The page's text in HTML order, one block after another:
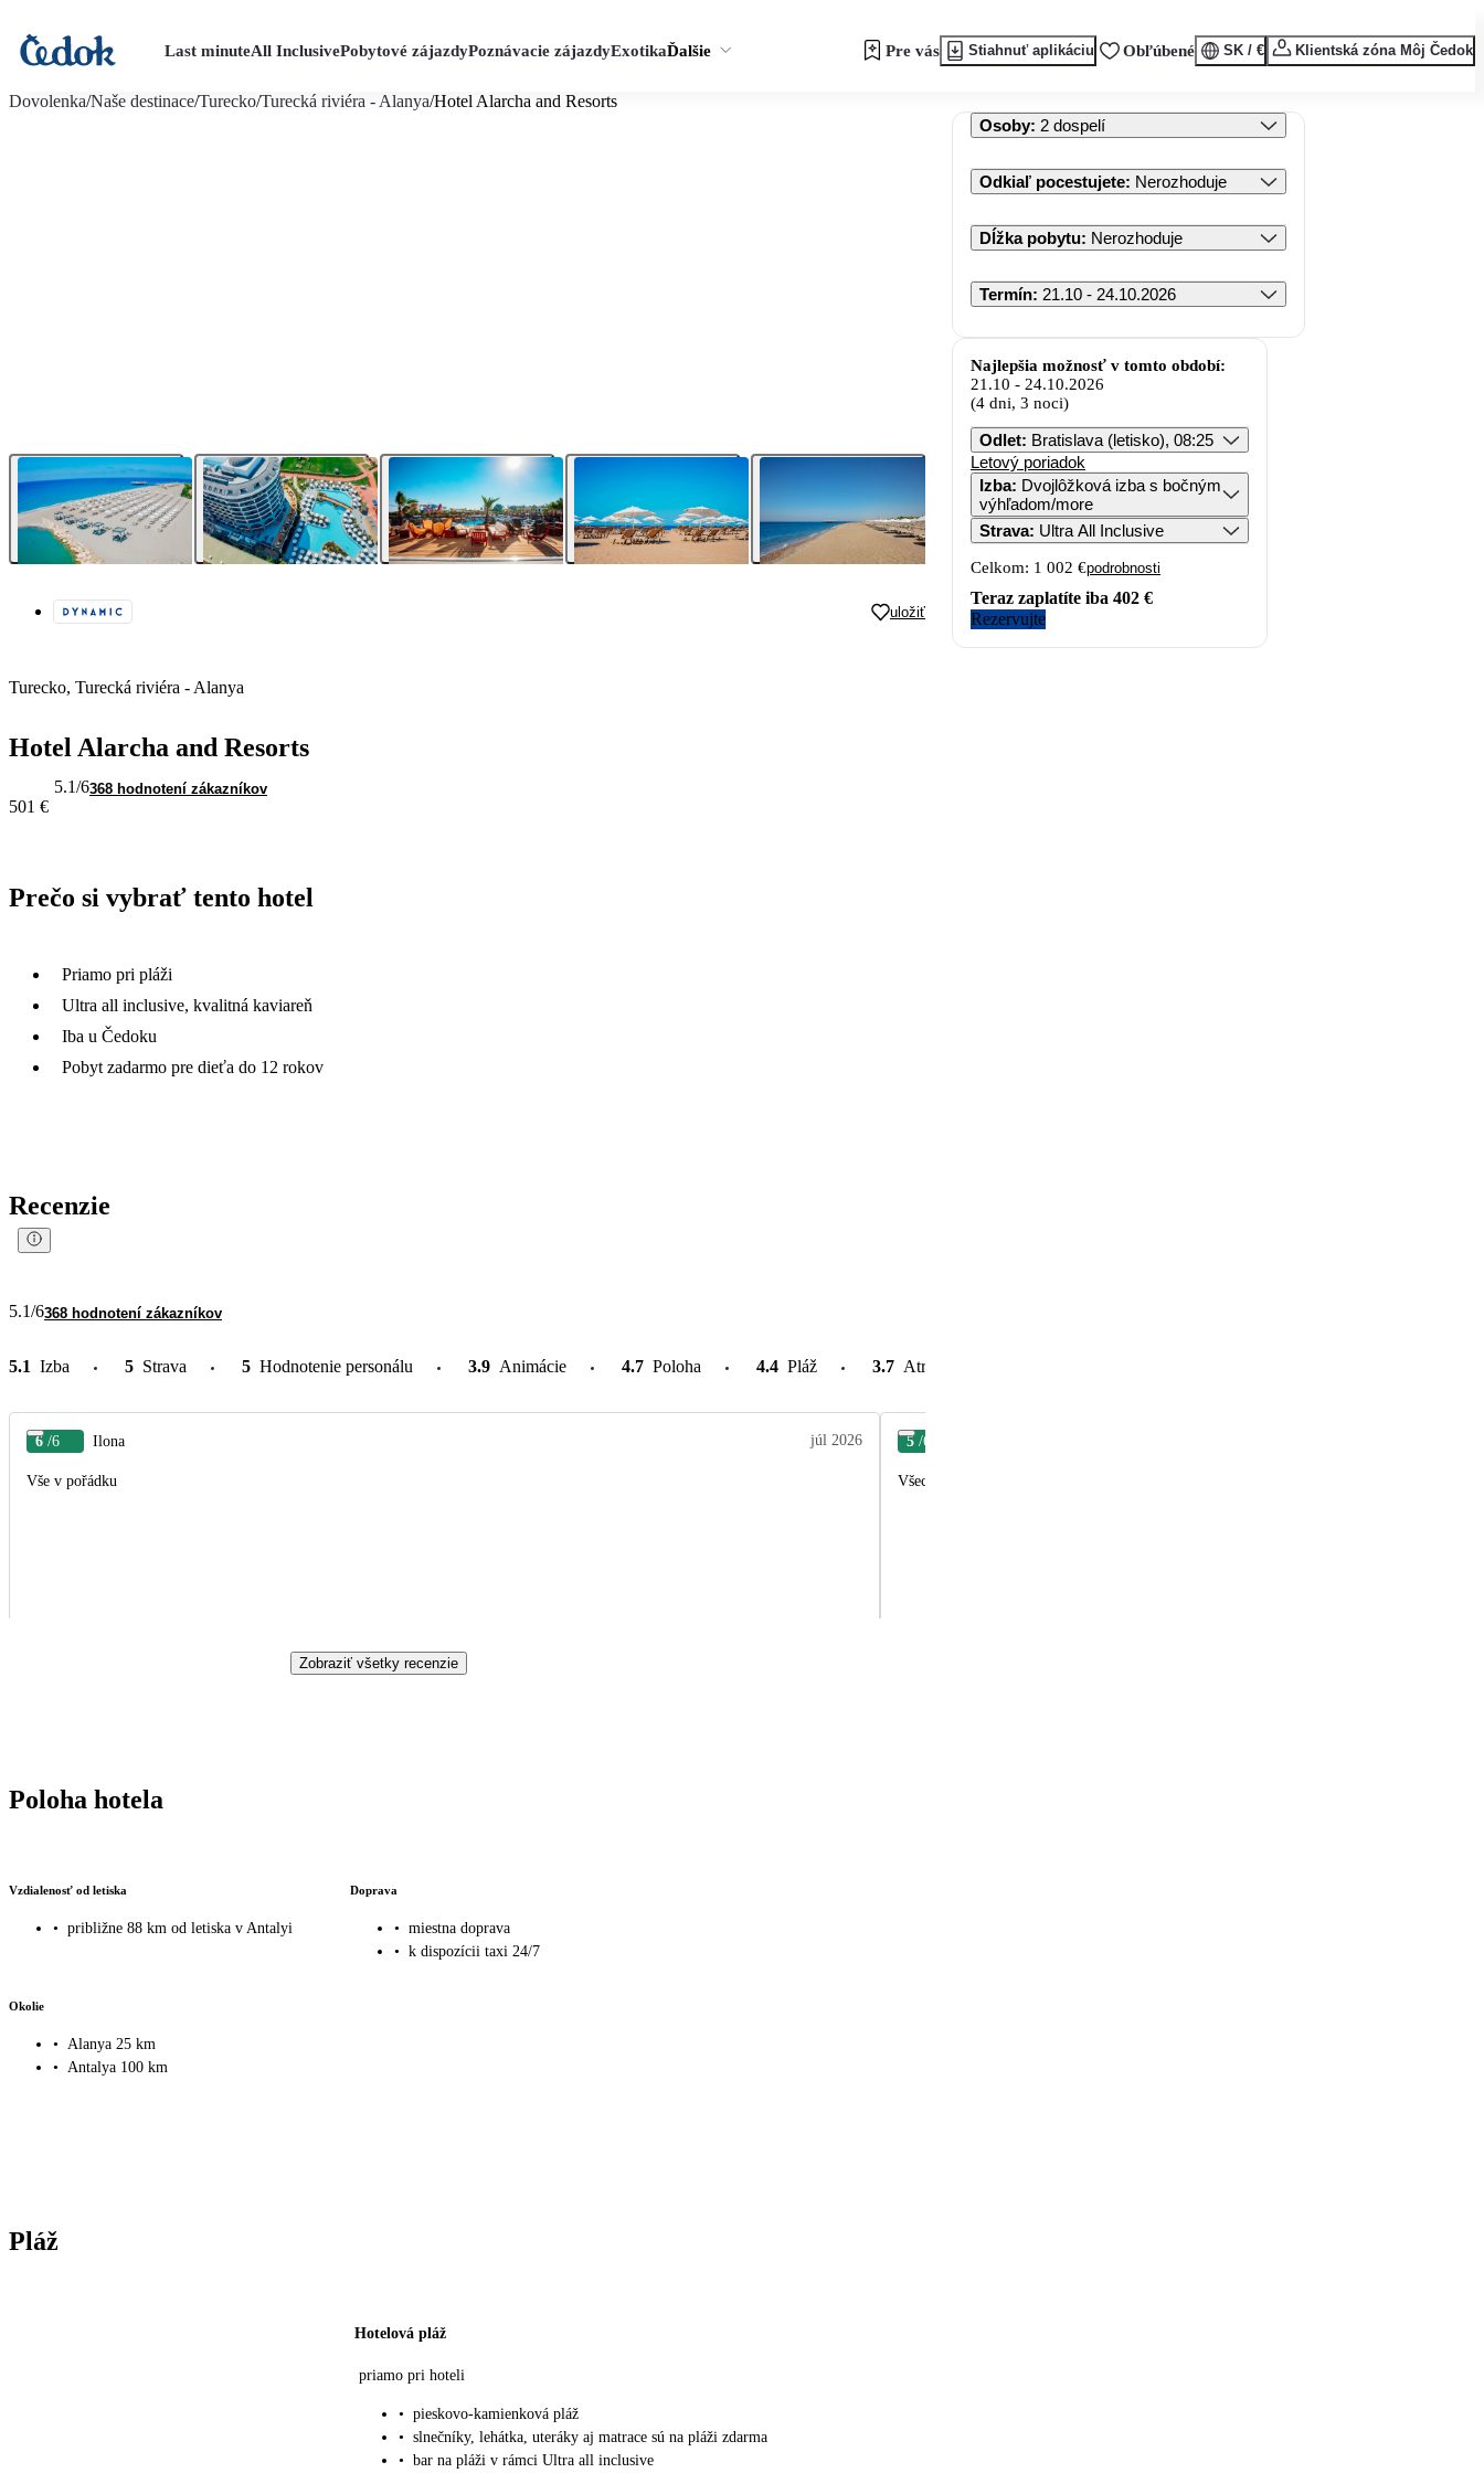
Last minuteAll InclusivePobytové zájazdyPoznávacie zájazdyExotikaĎalšie Pre vás Stiahnuť aplikáciu Obľúbené SK / € Klientská zóna Môj Čedok
Dovolenka/Naše destinace/Turecko/Turecká riviéra - Alanya/Hotel Alarcha and Resorts
uložiť
Turecko, Turecká riviéra - Alanya
Hotel Alarcha and Resorts
5.1/6368 hodnotení zákazníkov
501 €
Prečo si vybrať tento hotel
Priamo pri pláži
Ultra all inclusive, kvalitná kaviareň
Iba u Čedoku
Pobyt zadarmo pre dieťa do 12 rokov
Recenzie
5.1/6368 hodnotení zákazníkov
5.1 Izba 5 Strava 5 Hodnotenie personálu 3.9 Animácie 4.7 Poloha 4.4 Pláž 3.7 Atrakcie v okolí
6 /6 Ilona júl 2026
Vše v pořádku
5 /6
Všechno bylo v pořádku, akorát skoro denně bylo jídlo studené
Zobraziť všetky recenzie
Poloha hotela
Vzdialenosť od letiska
• približne 88 km od letiska v Antalyi
Doprava
• miestna doprava
• k dispozícii taxi 24/7
Okolie
• Alanya 25 km
• Antalya 100 km
Pláž
Hotelová pláž
priamo pri hoteli
• pieskovo-kamienková pláž
• slnečníky, lehátka, uteráky aj matrace sú na pláži zdarma
• bar na pláži v rámci Ultra all inclusive
Osoby: 2 dospelí
Odkiaľ pocestujete: Nerozhoduje
Dĺžka pobytu: Nerozhoduje
Termín: 21.10 - 24.10.2026
Najlepšia možnosť v tomto období:
21.10 - 24.10.2026
(4 dni, 3 noci)
Odlet: Bratislava (letisko), 08:25
Letový poriadok
Izba: Dvojlôžková izba s bočným
výhľadom/more
Strava: Ultra All Inclusive
Celkom: 1 002 €podrobnosti
Teraz zaplatíte iba 402 €
Rezervujte